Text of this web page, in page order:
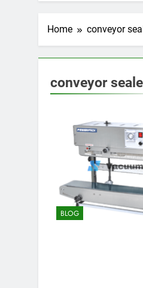
Home conveyor
conveyor
BLOG